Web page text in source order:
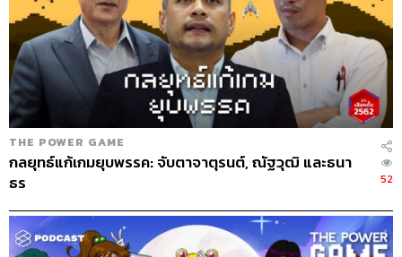
Channel Adminนิพพิชฌน์ ชุลีนวน, พฤกษา แซ่เต็ง
Social Media Adminsวนัชพร ดวงนิล, สุทธกิตติ์​ สุทธา
วรรณกุล, ธิติกร ลิ้มทองมณี, วิมลณัฐ พรศิริอนันต์
Archive Officerชริน จำปาวัน
TAGS:
THE POWER GAME
กลยุทธ์แก้เกมยุบพรรค: จับตาจาตุรนต์, ณัฐวุฒิ และธนา
ธร
52